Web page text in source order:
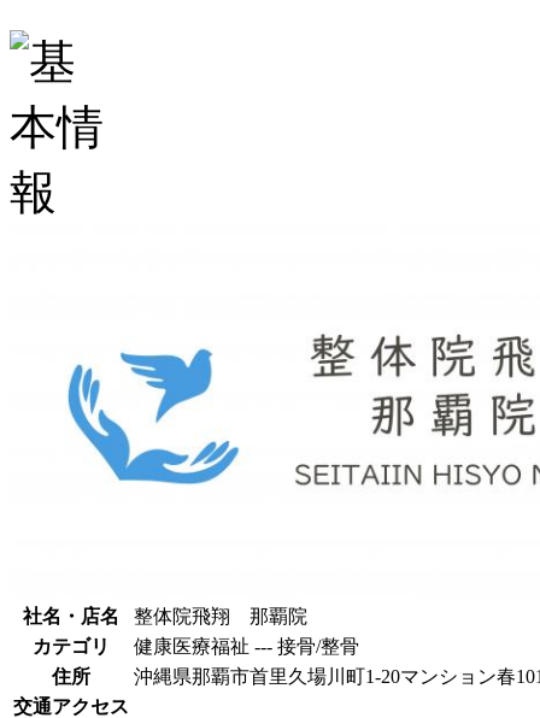
社名・店名
整体院飛翔 那覇院
カテゴリ
健康医療福祉 --- 接骨/整骨
住所
沖縄県那覇市首里久場川町1-20マンション春
交通アクセス